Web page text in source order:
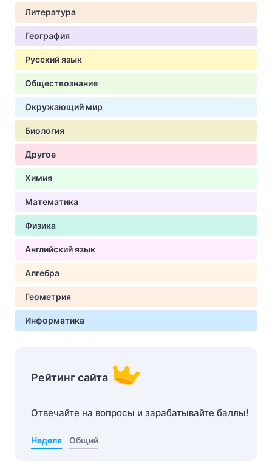
Литература
География
Русский язык
Обществознание
Окружающий мир
Биология
Другое
Химия
Математика
Физика
Английский язык
Алгебра
Геометрия
Информатика
Рейтинг сайта
Отвечайте на вопросы и зарабатывайте баллы!
Неделя Общий